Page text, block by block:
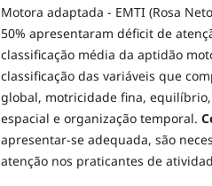
Motora adaptada - EMTI (Rosa
50% apresentaram déficit de
classificação média da aptidão
classificação das variáveis que
global, motricidade fina,
espacial e organização temporal.
apresentar-se adequada, são
atenção nos praticantes de